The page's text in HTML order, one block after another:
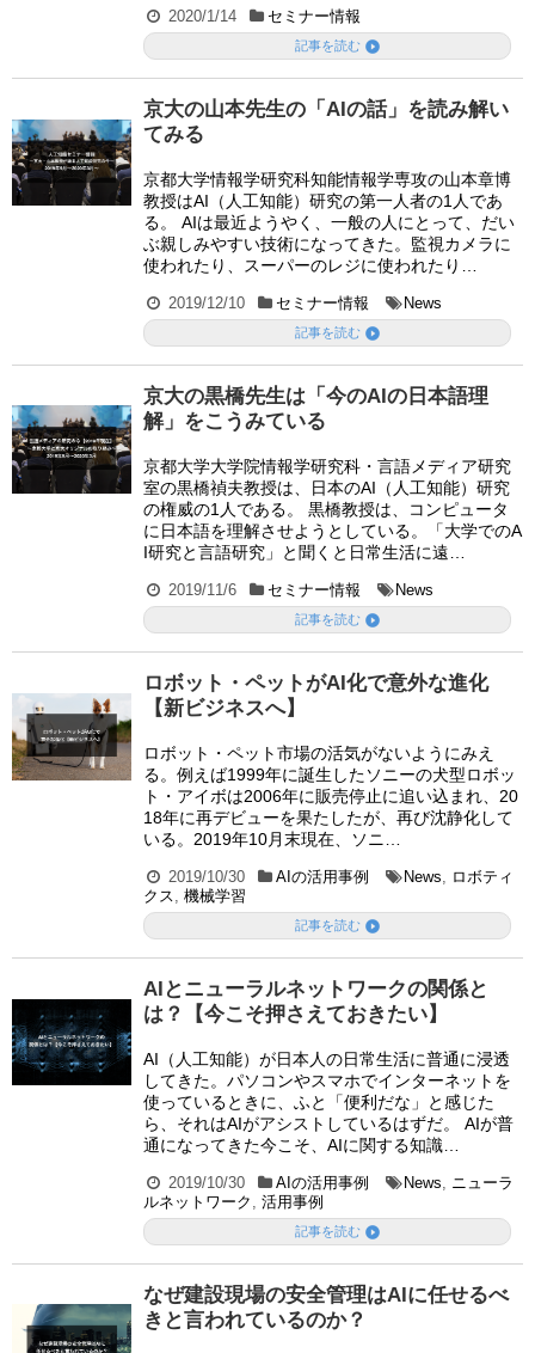
2020/1/14 セミナー情報
記事を読む 
京大の山本先生の「AIの話」を読み解い
てみる
京都大学情報学研究科知能情報学専攻の山本章博
教授はAI（人工知能）研究の第一人者の1人であ
る。 AIは最近ようやく、一般の人にとって、だい
ぶ親しみやすい技術になってきた。監視カメラに
使われたり、スーパーのレジに使われたり…
2019/12/10 セミナー情報 News
記事を読む 
京大の黒橋先生は「今のAIの日本語理
解」をこうみている
京都大学大学院情報学研究科・言語メディア研究
室の黒橋禎夫教授は、日本のAI（人工知能）研究
の権威の1人である。 黒橋教授は、コンピュータ
に日本語を理解させようとしている。「大学でのA
I研究と言語研究」と聞くと日常生活に遠…
2019/11/6 セミナー情報 News
記事を読む 
ロボット・ペットがAI化で意外な進化
【新ビジネスへ】
ロボット・ペット市場の活気がないようにみえ
る。例えば1999年に誕生したソニーの犬型ロボッ
ト・アイボは2006年に販売停止に追い込まれ、20
18年に再デビューを果たしたが、再び沈静化して
いる。2019年10月末現在、ソニ…
2019/10/30 AIの活用事例 News
ロボティ
クス
機械学習
記事を読む 
AIとニューラルネットワークの関係と
は？【今こそ押さえておきたい】
AI（人工知能）が日本人の日常生活に普通に浸透
してきた。パソコンやスマホでインターネットを
使っているときに、ふと「便利だな」と感じた
ら、それはAIがアシストしているはずだ。 AIが普
通になってきた今こそ、AIに関する知識…
2019/10/30 AIの活用事例 News
ニューラ
ルネットワーク
活用事例
記事を読む 
なぜ建設現場の安全管理はAIに任せるべ
きと言われているのか？